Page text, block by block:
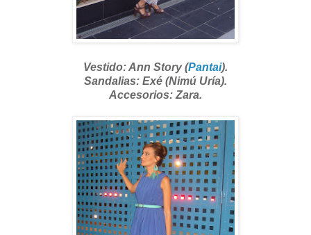
Vestido: Ann Story (Pantai).
Sandalias: Exé (Nimú Uría).
Accesorios: Zara.